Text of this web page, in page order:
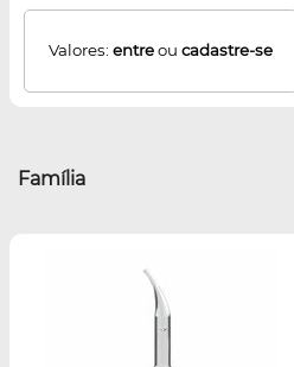
Valores: entreou cadastre-se
Família